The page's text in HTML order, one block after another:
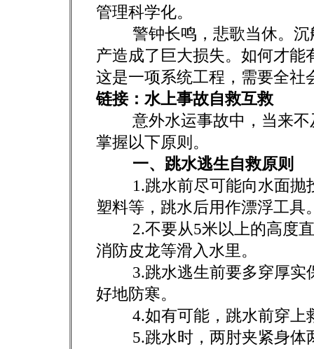
管理科学化。
警钟长鸣，悲歌当休。沉
产造成了巨大损失。如何才
这是一项系统工程，需要全社
链接：水上事故自救互救
意外水运事故中，当来不
掌握以下原则。
一、跳水逃生自救原则
1.跳水前尽可能向水面抛
塑料等，跳水后用作漂浮工具
2.不要从5米以上的高度直
消防皮龙等滑入水里。
3.跳水逃生前要多穿厚实
好地防寒。
4.如有可能，跳水前穿上
5.跳水时，两肘夹紧身体